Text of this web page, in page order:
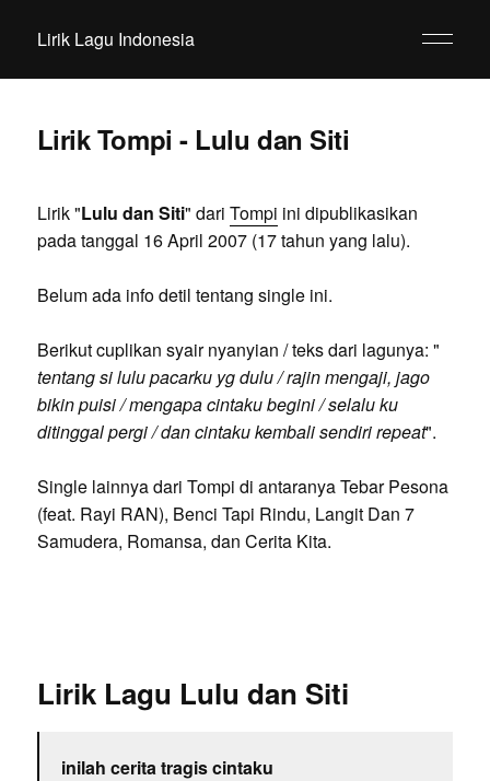
Lirik Lagu Indonesia
Lirik Tompi - Lulu dan Siti
Lirik "Lulu dan Siti" dari Tompi ini dipublikasikan
pada tanggal 16 April 2007 (17 tahun yang lalu).
Belum ada info detil tentang single ini.
Berikut cuplikan syair nyanyian / teks dari lagunya: "
tentang si lulu pacarku yg dulu / rajin mengaji, jago
bikin puisi / mengapa cintaku begini / selalu ku
ditinggal pergi / dan cintaku kembali sendiri repeat".
Single lainnya dari Tompi di antaranya Tebar Pesona
(feat. Rayi RAN), Benci Tapi Rindu, Langit Dan 7
Samudera, Romansa, dan Cerita Kita.
Lirik Lagu Lulu dan Siti
inilah cerita tragis cintaku